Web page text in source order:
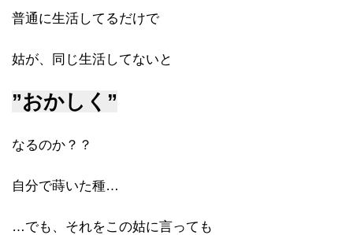
普通に生活してるだけで
姑が、同じ生活してないと
”おかしく”
なるのか？？
自分で蒔いた種…
…でも、それをこの姑に言っても